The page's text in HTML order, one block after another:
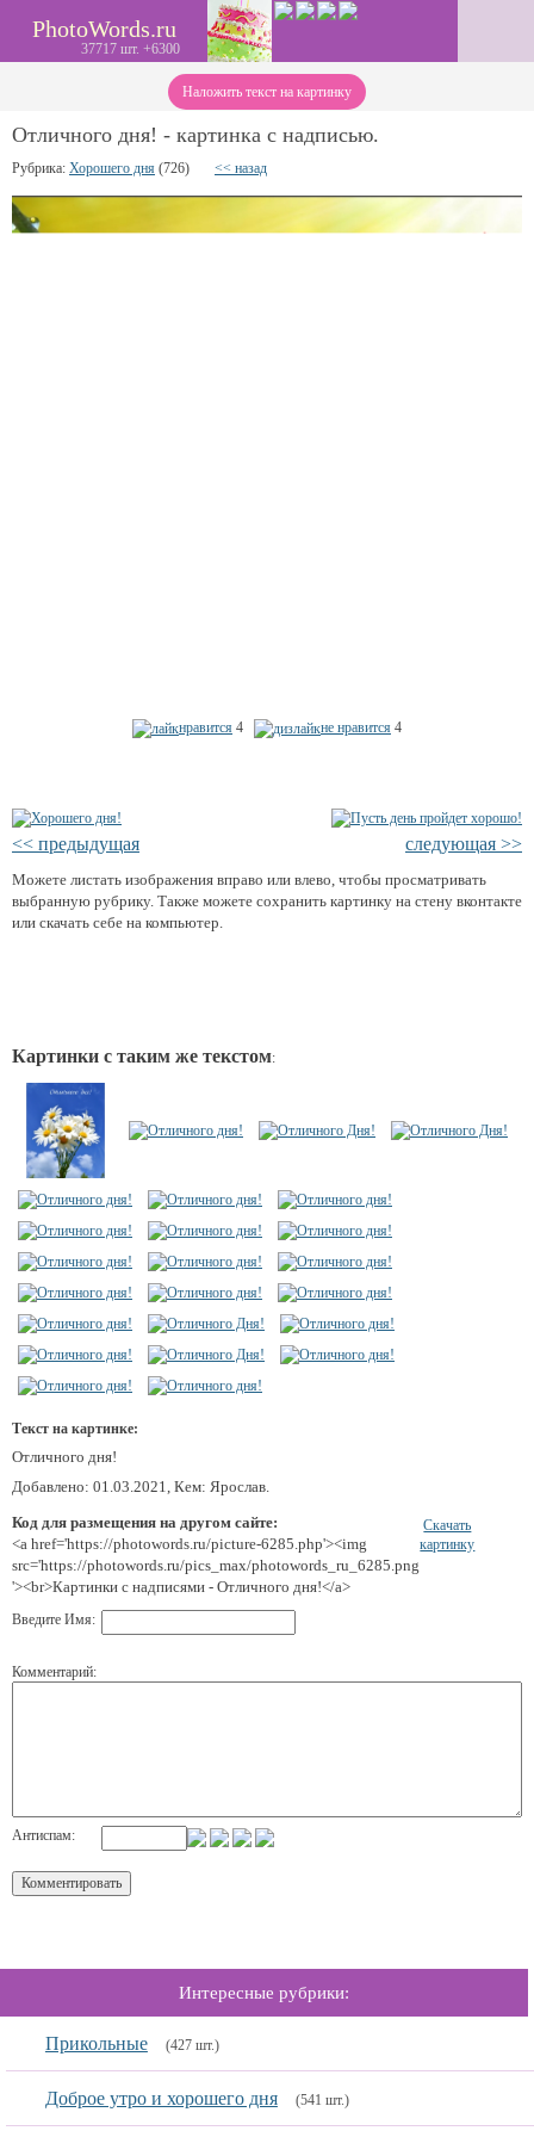
PhotoWords.ru
37717 шт. +6300
Наложить текст на картинку
Отличного дня! - картинка с надписью.
Рубрика: Хорошего дня (726) << назад
нравится 4 не нравится 4
<< предыдущая следующая >>
Можете листать изображения вправо или влево, чтобы просматривать
выбранную рубрику. Также можете сохранить картинку на стену вконтакте
или скачать себе на компьютер.
Картинки с таким же текстом:
Текст на картинке:
Отличного дня!
Добавлено: 01.03.2021, Кем: Ярослав.
Код для размещения на другом сайте:
<a href='https://photowords.ru/picture-6285.php'><img
src='https://photowords.ru/pics_max/photowords_ru_6285.png
'><br>Картинки с надписями - Отличного дня!</a>
Скачать
картинку
Введите Имя:
Комментарий:
Антиспам:
Интересные рубрики:
Прикольные (427 шт.)
Доброе утро и хорошего дня (541 шт.)